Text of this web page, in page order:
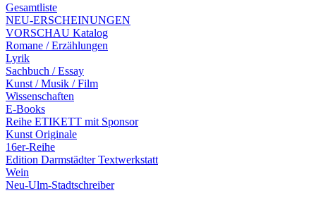
Gesamtliste
NEU-ERSCHEINUNGEN
VORSCHAU Katalog
Romane / Erzählungen
Lyrik
Sachbuch / Essay
Kunst / Musik / Film
Wissenschaften
E-Books
Reihe ETIKETT mit Sponsor
Kunst Originale
16er-Reihe
Edition Darmstädter Textwerkstatt
Wein
Neu-Ulm-Stadtschreiber